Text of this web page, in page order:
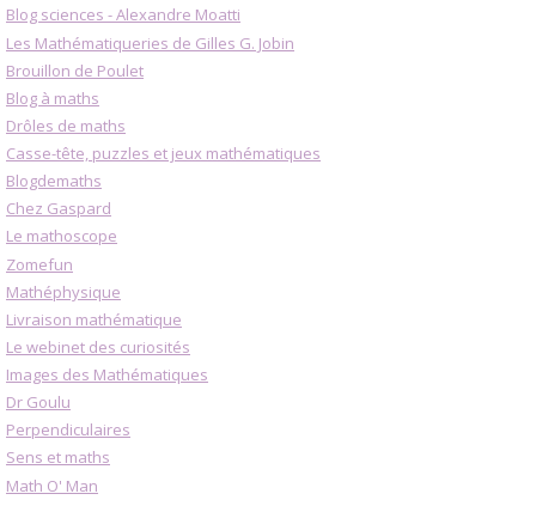
Blog sciences - Alexandre Moatti
Les Mathématiqueries de Gilles G. Jobin
Brouillon de Poulet
Blog à maths
Drôles de maths
Casse-tête, puzzles et jeux mathématiques
Blogdemaths
Chez Gaspard
Le mathoscope
Zomefun
Mathéphysique
Livraison mathématique
Le webinet des curiosités
Images des Mathématiques
Dr Goulu
Perpendiculaires
Sens et maths
Math O' Man